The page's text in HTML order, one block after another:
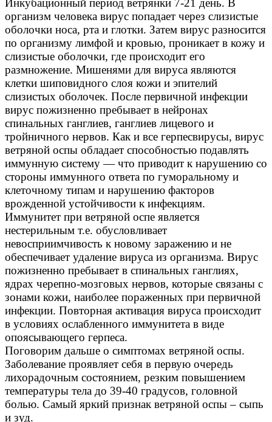
Инкубационный период ветрянки 7-21 день. В
организм человека вирус попадает через слизистые
оболочки носа, рта и глотки. Затем вирус разносится
по организму лимфой и кровью, проникает в кожу и
слизистые оболочки, где происходит его
размножение. Мишенями для вируса являются
клетки шиповидного слоя кожи и эпителий
слизистых оболочек. После первичной инфекции
вирус пожизненно пребывает в нейронах
спинальных ганглиев, ганглиев лицевого и
тройничного нервов. Как и все герпесвирусы, вирус
ветряной оспы обладает способностью подавлять
иммунную систему — что приводит к нарушению со
стороны иммунного ответа по гуморальному и
клеточному типам и нарушению факторов
врожденной устойчивости к инфекциям.
Иммунитет при ветряной оспе является
нестерильным т.е. обусловливает
невосприимчивость к новому заражению и не
обеспечивает удаление вируса из организма. Вирус
пожизненно пребывает в спинальных ганглиях,
ядрах черепно-мозговых нервов, которые связаны с
зонами кожи, наиболее пораженных при первичной
инфекции. Повторная активация вируса происходит
в условиях ослабленного иммунитета в виде
опоясывающего герпеса.
Поговорим дальше о симптомах ветряной оспы.
Заболевание проявляет себя в первую очередь
лихорадочным состоянием, резким повышением
температуры тела до 39-40 градусов, головной
болью. Самый яркий признак ветряной оспы – сыпь
и зуд.